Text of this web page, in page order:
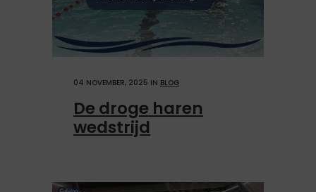
04 NOVEMBER, 2025 IN BLOG
De droge haren
wedstrijd